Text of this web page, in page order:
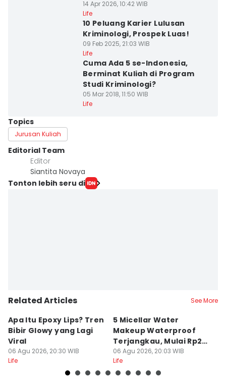
14 Apr 2026, 10:42 WIB
Life
10 Peluang Karier Lulusan
Kriminologi, Prospek Luas!
09 Feb 2025, 21:03 WIB
Life
Cuma Ada 5 se-Indonesia,
Berminat Kuliah di Program
Studi Kriminologi?
05 Mar 2018, 11:50 WIB
Life
Topics
Jurusan Kuliah
Editorial Team
Editor
Siantita Novaya
Tonton lebih seru di
Related Articles See More
Apa Itu Epoxy Lips? Tren
Bibir Glowy yang Lagi
Viral
06 Agu 2026, 20:30 WIB
Life
5 Micellar Water
Makeup Waterproof
Terjangkau, Mulai Rp20
Ribuan!
06 Agu 2026, 20:03 WIB
Life